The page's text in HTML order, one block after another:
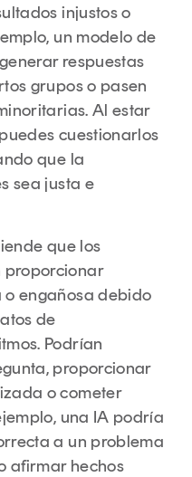
injustos o
un modelo de
respuestas
grupos o pasen
Al estar
cuestionarlos
que la
sea justa e
que los
proporcionar
engañosa debido
de
Podrían
proporcionar
o cometer
una IA podría
a un problema
afirmar hechos